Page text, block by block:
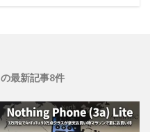
の最新記事8件